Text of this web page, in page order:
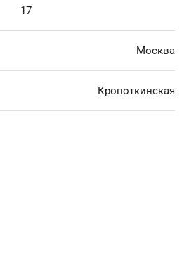
17
Москва
Кропоткинская